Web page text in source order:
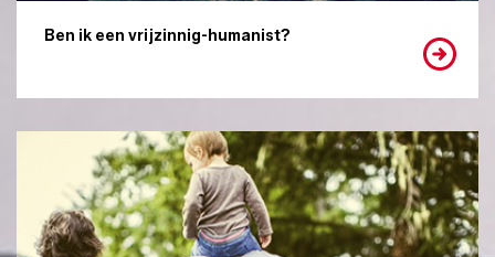
Ben ik een vrijzinnig-humanist?